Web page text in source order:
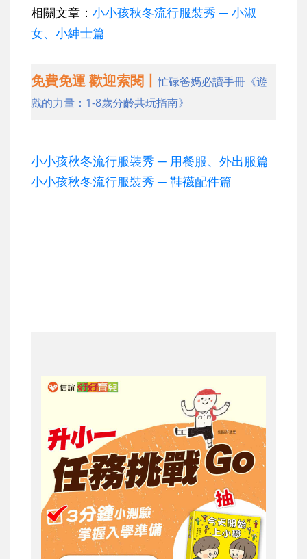
相關文章： 小小孩秋冬流行服裝秀 ─ 小淑
女、小紳士篇
免費免運 歡迎索閱丨忙碌爸媽必讀手冊《遊
戲的力量：1-8歲分齡共玩指南》
小小孩秋冬流行服裝秀 ─ 用餐服、外出服篇
小小孩秋冬流行服裝秀 ─ 鞋襪配件篇